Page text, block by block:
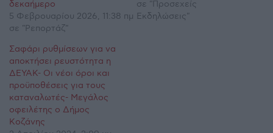
δεκαήμερο
5 Φεβρουαρίου 2026, 11:38 πμ
σε "Ρεπορτάζ"
σε "Προσεχείς
Εκδηλώσεις"
Σαφάρι ρυθμίσεων για να
αποκτήσει ρευστότητα η
ΔΕΥΑΚ- Οι νέοι όροι και
προϋποθέσεις για τους
καταναλωτές- Μεγάλος
οφειλέτης ο Δήμος
Κοζάνης